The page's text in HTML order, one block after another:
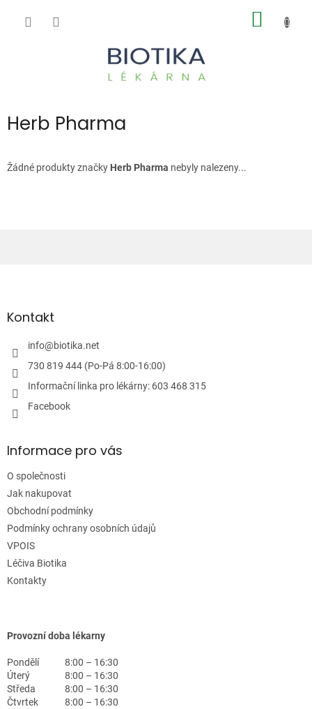
Herb Pharma
Žádné produkty značky Herb Pharma nebyly nalezeny...
aKontakt
info@biotika.net
730 819 444 (Po-Pá 8:00-16:00)
Informační linka pro lékárny: 603 468 315
Facebook
Informace pro vás
O společnosti
Jak nakupovat
Obchodní podmínky
Podmínky ochrany osobních údajů
VPOIS
Léčiva Biotika
Kontakty
Provozní doba lékarny
Pondělí
8:00 – 16:30
Úterý
8:00 – 16:30
Středa
8:00 – 16:30
Čtvrtek
8:00 – 16:30